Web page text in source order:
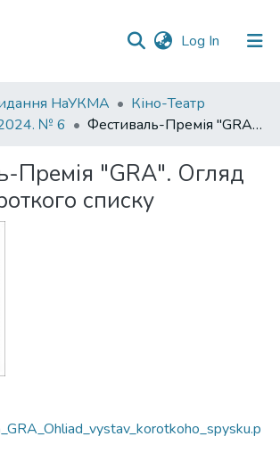
Log In (current)
НаУКМА
Кіно-Театр
№ 6
Фестиваль-Премія "GRA". Огляд вистав короткого списку
Премія "GRA". Огляд
списку